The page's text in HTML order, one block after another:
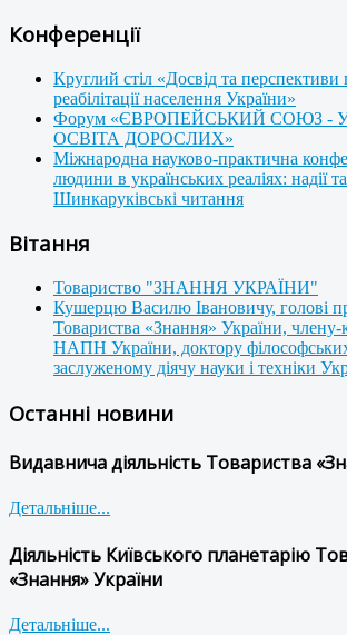
Конференції
Круглий стіл «Досвід та перспективи
реабілітації населення України»
Форум «ЄВРОПЕЙСЬКИЙ СОЮЗ -
ОСВІТА ДОРОСЛИХ»
Міжнародна науково-практична
людини в українських реаліях: надії
Шинкаруківські читання
Вітання
Товариство "ЗНАННЯ УКРАЇНИ"
Кушерцю Василю Івановичу, голові
Товариства «Знання» України, члену-
НАПН України, доктору
заслуженому діячу науки і техніки
Останні новини
Видавнича діяльність Товариства
Детальніше...
Діяльність Київського планетарію
«Знання» України
Детальніше...